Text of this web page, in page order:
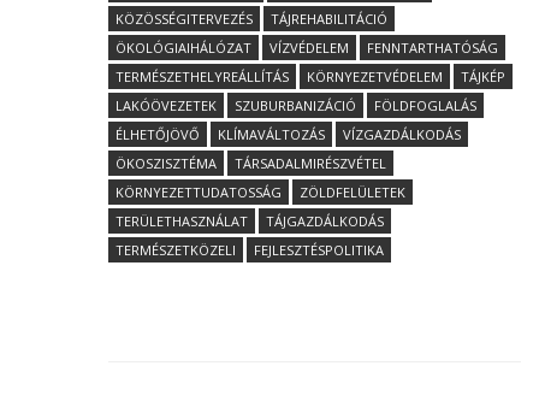
KÖZÖSSÉGITERVEZÉS
TÁJREHABILITÁCIÓ
ÖKOLÓGIAIHÁLÓZAT
VÍZVÉDELEM
FENNTARTHATÓSÁG
TERMÉSZETHELYREÁLLÍTÁS
KÖRNYEZETVÉDELEM
TÁJKÉP
LAKÓÖVEZETEK
SZUBURBANIZÁCIÓ
FÖLDFOGLALÁS
ÉLHETŐJÖVŐ
KLÍMAVÁLTOZÁS
VÍZGAZDÁLKODÁS
ÖKOSZISZTÉMA
TÁRSADALMIRÉSZVÉTEL
KÖRNYEZETTUDATOSSÁG
ZÖLDFELÜLETEK
TERÜLETHASZNÁLAT
TÁJGAZDÁLKODÁS
TERMÉSZETKÖZELI
FEJLESZTÉSPOLITIKA